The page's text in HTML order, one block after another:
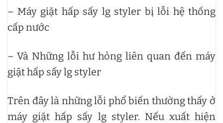
– Máy giặt hấp sấy lg styler bị lỗi hệ thống
cấp nước
– Và Những lỗi hư hỏng liên quan đến máy
giặt hấp sấy lg styler
Trên đây là những lỗi phổ biến thường thấy ở
máy giặt hấp sấy lg styler. Nếu xuất hiện